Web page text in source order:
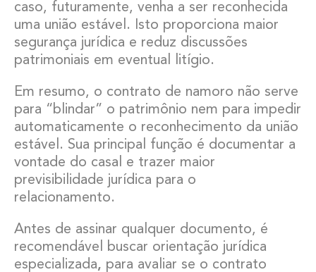
caso, futuramente, venha a ser reconhecida
uma união estável. Isto proporciona maior
segurança jurídica e reduz discussões
patrimoniais em eventual litígio.
Em resumo, o contrato de namoro não serve
para “blindar” o patrimônio nem para impedir
automaticamente o reconhecimento da união
estável. Sua principal função é documentar a
vontade do casal e trazer maior
previsibilidade jurídica para o
relacionamento.
Antes de assinar qualquer documento, é
recomendável buscar orientação jurídica
especializada, para avaliar se o contrato